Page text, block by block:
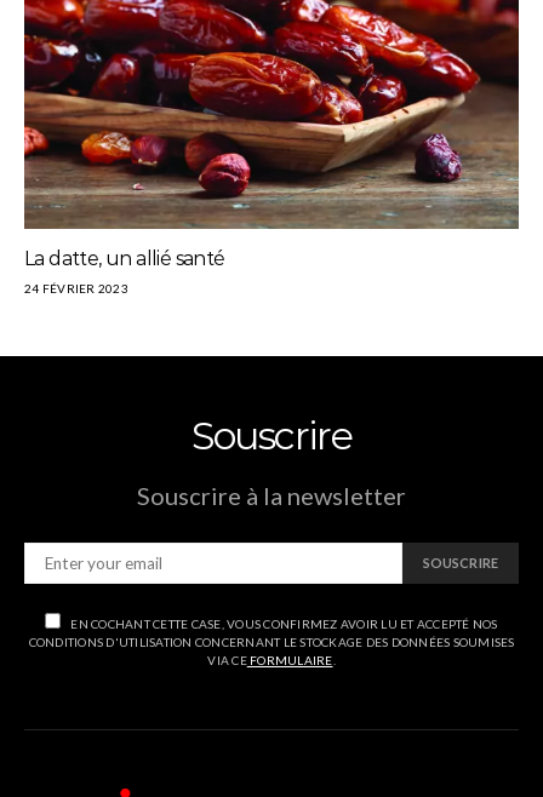
La datte, un allié santé
24 FÉVRIER 2023
Souscrire
Souscrire à la newsletter
SOUSCRIRE
EN COCHANT CETTE CASE, VOUS CONFIRMEZ AVOIR LU ET ACCEPTÉ NOS
CONDITIONS D'UTILISATION CONCERNANT LE STOCKAGE DES DONNÉES SOUMISES
VIA CEFORMULAIRE